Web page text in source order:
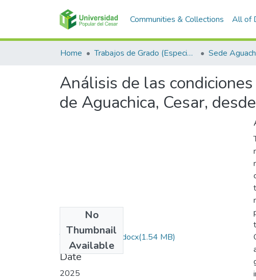
Communities & Collections All of
Home Trabajos de Grado (Especializaciones y Pregrados) Sede
Análisis de las
de Aguachica, Cesar,
No
Thumbnail
Available
Trabajo de Grado.docx(1.54 MB)
Date
2025